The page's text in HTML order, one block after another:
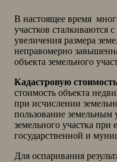
В настоящее время
участков сталкиваются
увеличения размера
неправомерно
объекта земельного
Кадастровую стоимость
стоимость объекта
при исчислении
пользование земельным
земельного участка при
государственной и
Для оспаривания